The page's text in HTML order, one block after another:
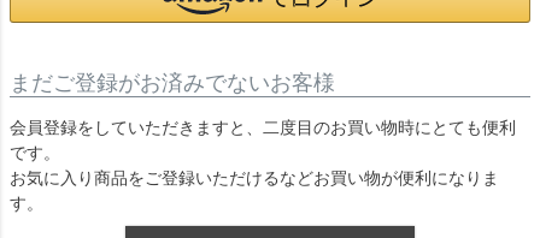
まだご登録がお済みでないお客様
会員登録をしていただきますと、二度目のお買い物時にとても便利
です。
お気に入り商品をご登録いただけるなどお買い物が便利になりま
す。